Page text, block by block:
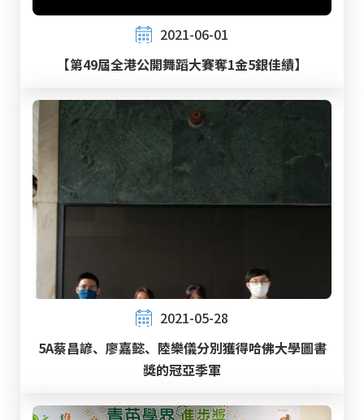
2021-06-01
【第49屆全港公開舞蹈大賽奪1金5銀佳績】
2021-05-28
5A蔡昌諺、廖嘉懿、陸樂儀分別獲得哈佛大學圖書
獎的冠亞季軍